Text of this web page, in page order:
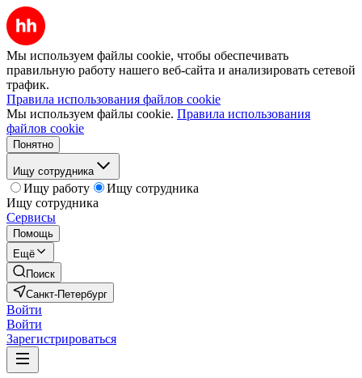
Мы используем файлы cookie, чтобы обеспечивать
правильную работу нашего веб-сайта и анализировать сетевой
трафик.
Правила использования файлов cookie
Мы используем файлы cookie. Правила использования
файлов cookie
Понятно
Ищу сотрудника
Ищу работу
Ищу сотрудника
Ищу сотрудника
Сервисы
Помощь
Ещё
Поиск
Санкт-Петербург
Войти
Войти
Зарегистрироваться